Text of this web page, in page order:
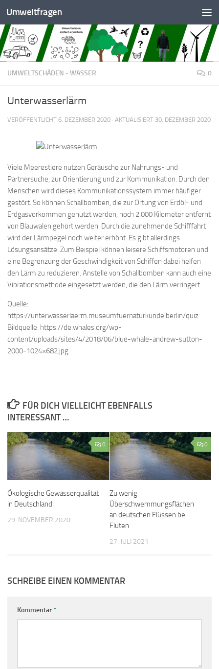
Zum Inhalt springen
Umweltfragen
UMWELTSCHÄDEN - WASSER 0
Unterwasserlärm
VERÖFFENTLICHT 6. DEZEMBER 2020 · AKTUALISIERT 30. DEZEMBER 2020
Viele Meerestiere nutzen Geräusche zur Nahrungs- und
Partnersuche, zur Orientierung und zur Kommunikation. Durch den
Menschen wird dieses Kommunikationssystem immer häufiger
gestört. So können Schallbomben, die zur Ortung von Erdöl- und
Erdgasvorkommen genutzt werden, noch 2.000 Kilometer entfernt
von Blauwalen gehört werden. Durch die zunehmende Schifffahrt
wird der Lärmpegel noch weiter erhöht. Es gibt allerdings
Lösungsansätze. Zum Beispiel können leisere Schiffsmotoren und
eine Begrenzung der Geschwindigkeit von Schiffen dabei helfen
den Lärm zu reduzieren. Anstelle von Schallbomben kann auch eine
Vibrationsmethode eingesetzt werden, die den Lärm verringert.
Quelle:
https://unterwasserlaerm.museumfuernaturkunde.berlin/quiz
Bildquelle: https://de.whales.org/wp-
content/uploads/sites/4/2018/06/blue-whale-andrew-sutton-
2000-1024×682.jpg
FÜR DICH VIELLEICHT EBENFALLS
INTERESSANT …
0
Ökologische Gewässerqualität
in Deutschland
29. NOVEMBER 2020
0
Zu wenig
Überschwemmungsflächen
an deutschen Flüssen bei
Fluten
27. JULI 2021
SCHREIBE EINEN KOMMENTAR
Kommentar*